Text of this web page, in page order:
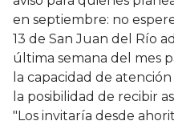
en septiembre: no
13 de San Juan del Río
última semana del mes
la capacidad de
la posibilidad de recibir
"Los invitaría desde